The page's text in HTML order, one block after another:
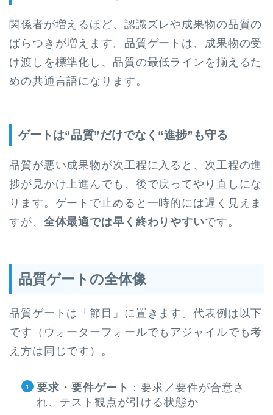
関係者が増えるほど、認識ズレや成果物の品質の
ばらつきが増えます。品質ゲートは、成果物の受
け渡しを標準化し、品質の最低ラインを揃えるた
めの共通言語になります。
ゲートは“品質”だけでなく“進捗”も守る
品質が悪い成果物が次工程に入ると、次工程の進
捗が見かけ上進んでも、後で戻ってやり直しにな
ります。ゲートで止めると一時的には遅く見えま
すが、 全体最適では早く終わりやすいです。
品質ゲートの全体像
品質ゲートは「節目」に置きます。代表例は以下
です（ウォーターフォールでもアジャイルでも考
え方は同じです）。
要求・要件ゲート ：要求／要件が合意さ
れ、テスト観点が引ける状態か